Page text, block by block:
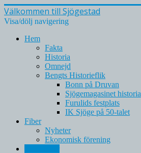
Välkommen till Sjögestad
Visa/dölj navigering
Hem
Fakta
Historia
Omnejd
Bengts Historieflik
Bonn på Druvan
Sjögemagasinet historia
Furulids festplats
IK Sjöge på 50-talet
Fiber
Nyheter
Ekonomisk förening